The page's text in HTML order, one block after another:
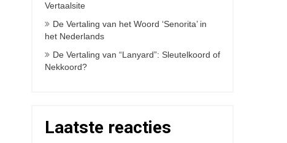
Vertaalsite
De Vertaling van het Woord ‘Senorita’ in
het Nederlands
De Vertaling van “Lanyard”: Sleutelkoord of
Nekkoord?
Laatste reacties